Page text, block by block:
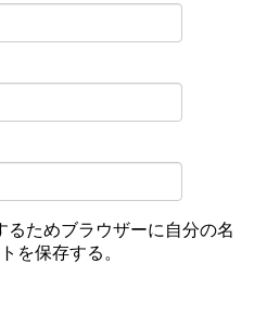
るためブラウザーに自分の名
を保存する。